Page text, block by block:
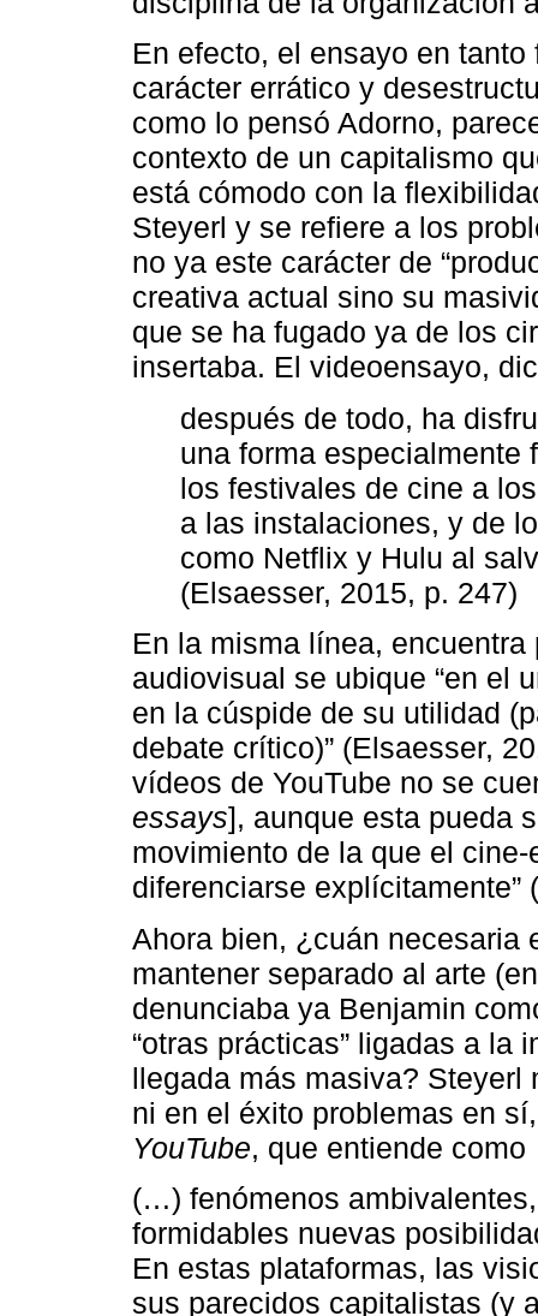
En efecto, el ensayo en
carácter errático y
como lo pensó Adorno,
contexto de un capitalismo
está cómodo con la
Steyerl y se refiere a los
no ya este carácter de
creativa actual sino su
que se ha fugado ya de los
insertaba. El videoensayo,
después de todo, ha
una forma especialmente
los festivales de cine a
a las instalaciones, y de
como Netflix y Hulu al
(Elsaesser, 2015, p. 247)
En la misma línea,
audiovisual se ubique “en el
en la cúspide de su utilidad
debate crítico)” (Elsaesser,
vídeos de YouTube no se
essays], aunque esta pueda
movimiento de la que el
diferenciarse explícitamente”
Ahora bien, ¿cuán necesaria
mantener separado al arte
denunciaba ya Benjamin
“otras prácticas” ligadas a la
llegada más masiva? Steyerl
ni en el éxito problemas en
YouTube, que entiende como
(…) fenómenos
formidables nuevas
En estas plataformas, las
sus parecidos capitalistas (y